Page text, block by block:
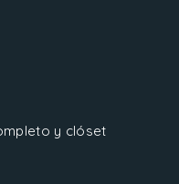
y clóset